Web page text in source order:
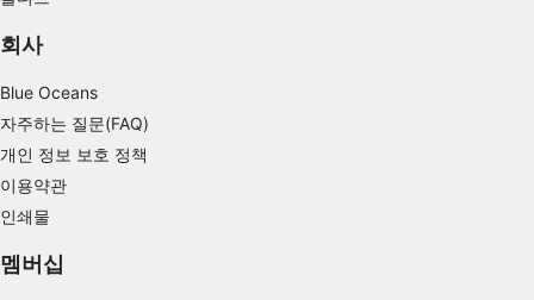
회사
Blue Oceans
자주하는 질문(FAQ)
개인 정보 보호 정책
이용약관
인쇄물
멤버십